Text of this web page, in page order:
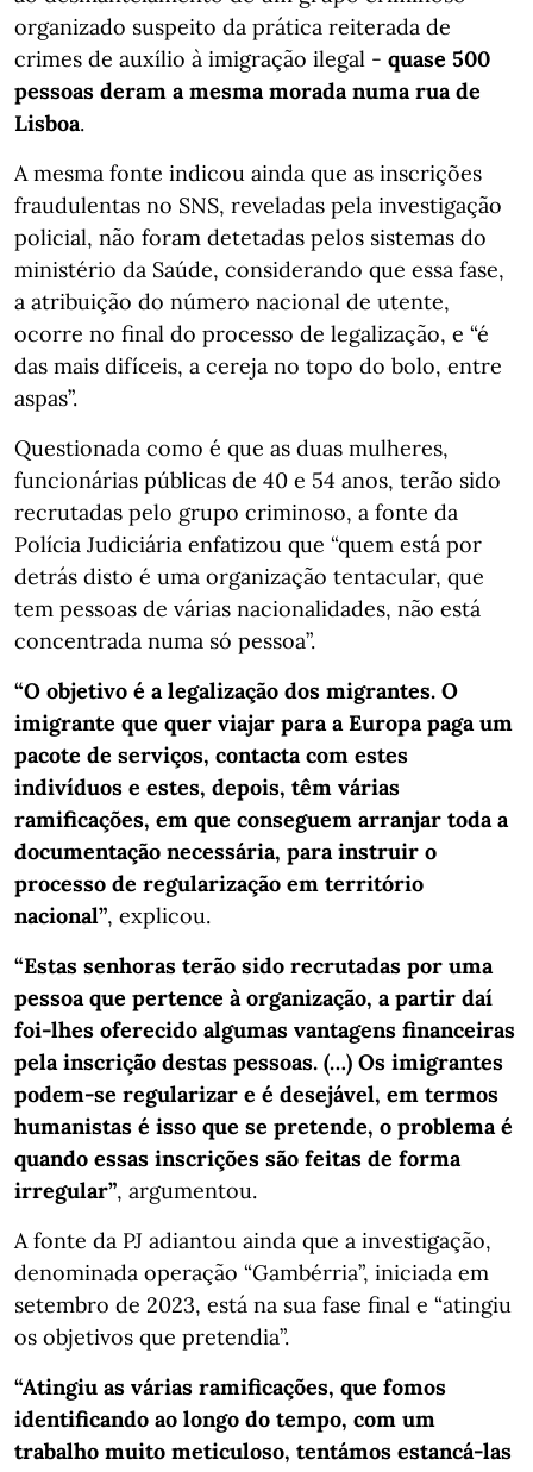
organizado suspeito da prática reiterada de
crimes de auxílio à imigração ilegal - quase 500
pessoas deram a mesma morada numa rua de
Lisboa.
A mesma fonte indicou ainda que as inscrições
fraudulentas no SNS, reveladas pela investigação
policial, não foram detetadas pelos sistemas do
ministério da Saúde, considerando que essa fase,
a atribuição do número nacional de utente,
ocorre no final do processo de legalização, e “é
das mais difíceis, a cereja no topo do bolo, entre
aspas”.
Questionada como é que as duas mulheres,
funcionárias públicas de 40 e 54 anos, terão sido
recrutadas pelo grupo criminoso, a fonte da
Polícia Judiciária enfatizou que “quem está por
detrás disto é uma organização tentacular, que
tem pessoas de várias nacionalidades, não está
concentrada numa só pessoa”.
“O objetivo é a legalização dos migrantes. O
imigrante que quer viajar para a Europa paga um
pacote de serviços, contacta com estes
indivíduos e estes, depois, têm várias
ramificações, em que conseguem arranjar toda a
documentação necessária, para instruir o
processo de regularização em território
nacional”, explicou.
“Estas senhoras terão sido recrutadas por uma
pessoa que pertence à organização, a partir daí
foi-lhes oferecido algumas vantagens financeiras
pela inscrição destas pessoas. (…) Os imigrantes
podem-se regularizar e é desejável, em termos
humanistas é isso que se pretende, o problema é
quando essas inscrições são feitas de forma
irregular”, argumentou.
A fonte da PJ adiantou ainda que a investigação,
denominada operação “Gambérria”, iniciada em
setembro de 2023, está na sua fase final e “atingiu
os objetivos que pretendia”.
“Atingiu as várias ramificações, que fomos
identificando ao longo do tempo, com um
trabalho muito meticuloso, tentámos estancá-las